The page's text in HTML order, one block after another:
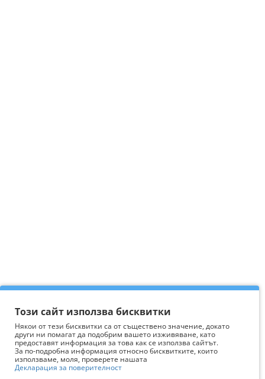
Този сайт използва бисквитки
Някои от тези бисквитки са от съществено значение, докато
други ни помагат да подобрим вашето изживяване, като
предоставят информация за това как се използва сайтът.
За по-подробна информация относно бисквитките, които
използваме, моля, проверете нашата
Декларация за поверителност